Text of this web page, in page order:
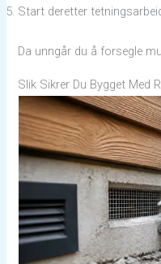
Start deretter
Da unngår du å forsegle
Slik Sikrer Du Bygget Med